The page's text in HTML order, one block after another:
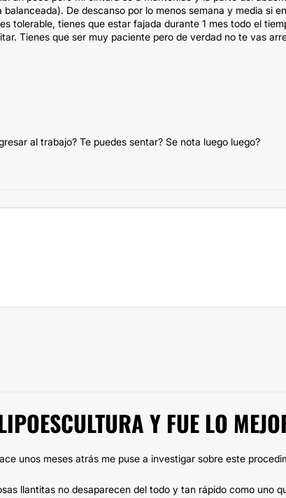
De descanso por lo menos semana y media si
tolerable, tienes que estar fajada durante 1 mes todo el
Tienes que ser muy paciente pero de verdad no te vas
al trabajo? Te puedes sentar? Se nota luego luego?
Y FUE LO
unos meses atrás me puse a investigar sobre este
llantitas no desaparecen del todo y tan rápido como uno